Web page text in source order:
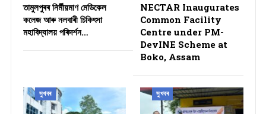
তামুলপুৰৰ নিৰ্মীয়মাণ মেডিকেল
কলেজ আৰু নলবাৰী চিকিৎসা
মহাবিদ্যালয় পৰিদৰ্শন…
NECTAR Inaugurates
Common Facility
Centre under PM-
DevINE Scheme at
Boko, Assam
সুখবৰ সুখবৰ